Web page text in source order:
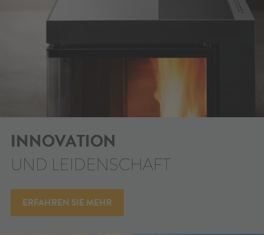
INNOVATION
UND LEIDENSCHAFT
ERFAHREN SIE MEHR